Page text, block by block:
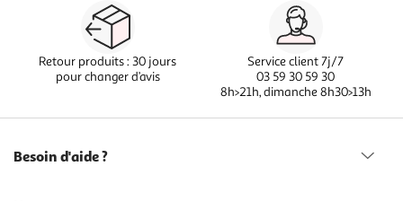
Retour produits : 30 jours
pour changer d’avis
Service client 7j/7
03 59 30 59 30
8h>21h, dimanche 8h30>13h
Besoin d'aide ?